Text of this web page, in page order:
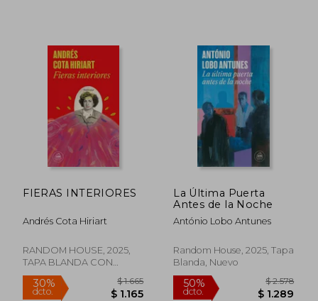
15%
dcto.
35%
dcto.
FIERAS INTERIORES
Andrés Cota Hiriart
RANDOM HOUSE, 2025,
TAPA BLANDA CON
SOLAPA, Nuevo
La Última Puerta
Antes de la Noche
António Lobo Antunes
Random House, 2025, Tapa
Blanda, Nuevo